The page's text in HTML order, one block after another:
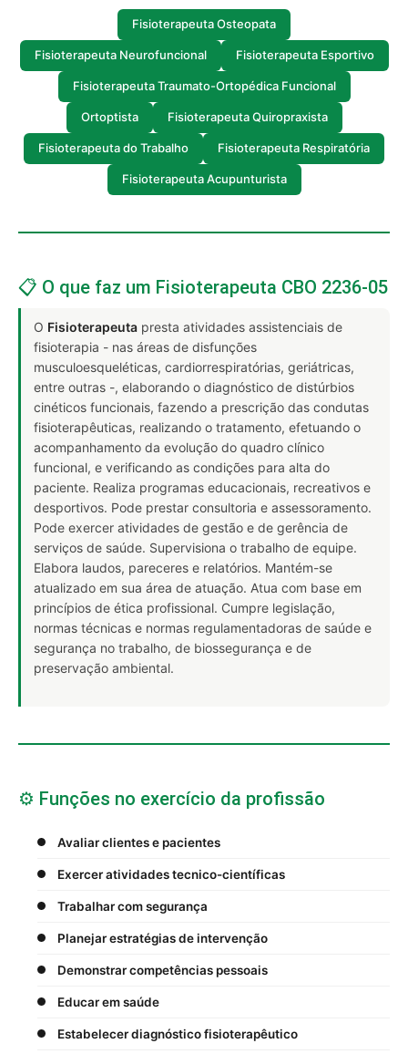
Fisioterapeuta Osteopata
Fisioterapeuta Neurofuncional Fisioterapeuta Esportivo
Fisioterapeuta Traumato-Ortopédica Funcional
Ortoptista Fisioterapeuta Quiropraxista
Fisioterapeuta do Trabalho Fisioterapeuta Respiratória
Fisioterapeuta Acupunturista
📋 O que faz um Fisioterapeuta CBO 2236-05
O Fisioterapeuta presta atividades assistenciais de
fisioterapia - nas áreas de disfunções
musculoesqueléticas, cardiorrespiratórias, geriátricas,
entre outras -, elaborando o diagnóstico de distúrbios
cinéticos funcionais, fazendo a prescrição das condutas
fisioterapêuticas, realizando o tratamento, efetuando o
acompanhamento da evolução do quadro clínico
funcional, e verificando as condições para alta do
paciente. Realiza programas educacionais, recreativos e
desportivos. Pode prestar consultoria e assessoramento.
Pode exercer atividades de gestão e de gerência de
serviços de saúde. Supervisiona o trabalho de equipe.
Elabora laudos, pareceres e relatórios. Mantém-se
atualizado em sua área de atuação. Atua com base em
princípios de ética profissional. Cumpre legislação,
normas técnicas e normas regulamentadoras de saúde e
segurança no trabalho, de biossegurança e de
preservação ambiental.
⚙️ Funções no exercício da profissão
Avaliar clientes e pacientes
Exercer atividades tecnico-científicas
Trabalhar com segurança
Planejar estratégias de intervenção
Demonstrar competências pessoais
Educar em saúde
Estabelecer diagnóstico fisioterapêutico